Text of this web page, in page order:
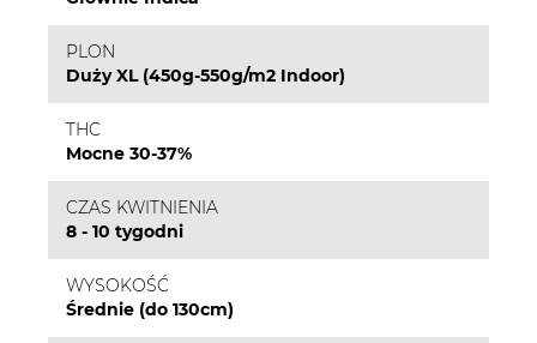
PLON
Duży XL (450g-550g/m2 Indoor)
THC
Mocne 30-37%
CZAS KWITNIENIA
8 - 10 tygodni
WYSOKOŚĆ
Średnie (do 130cm)